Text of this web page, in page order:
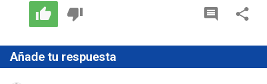
Añade tu respuesta